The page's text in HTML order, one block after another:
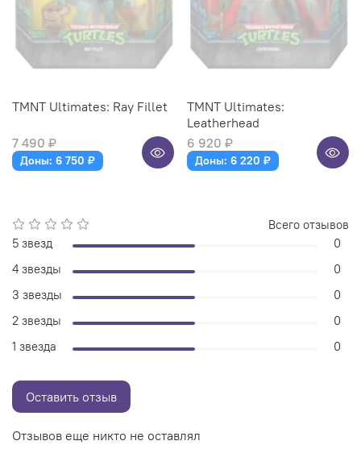
TMNT Ultimates: Ray Fillet
7 490 ₽
Доны: 6 750 ₽
TMNT Ultimates:
Leatherhead
6 920 ₽
Доны: 6 220 ₽
Отзывов еще никто не оставлял
Всего отзывов
5 звезд
0
4 звезды
0
3 звезды
0
2 звезды
0
1 звезда
0
Оставить отзыв